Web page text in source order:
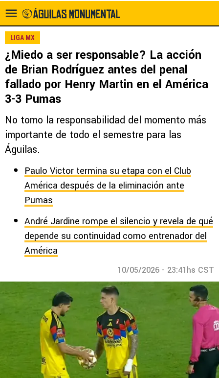
LIGA MX
¿Miedo a ser responsable? La acción
de Brian Rodríguez antes del penal
fallado por Henry Martin en el América
3-3 Pumas
No tomo la responsabilidad del momento más
importante de todo el semestre para las
Águilas.
Paulo Victor termina su etapa con el Club
América después de la eliminación ante
Pumas
André Jardine rompe el silencio y revela de qué
depende su continuidad como entrenador del
América
10/05/2026 - 23:41hs CST